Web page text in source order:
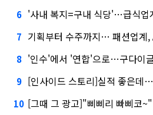
6 '사내 복지=구내 식당'…급식업
7 기획부터 수주까지… 패션업계,
8 '인수'에서 '연합'으로…구다이
9 [인사이드 스토리]실적 좋은데
10 [그때 그 광고]"삐삐리 빠삐코~"